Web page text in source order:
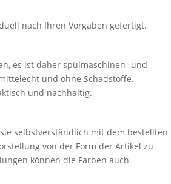
nach Ihren Vorgaben gefertigt.
es ist daher spülmaschinen- und
und ohne Schadstoffe.
und nachhaltig.
selbstverständlich mit dem bestellten
von der Form der Artikel zu
können die Farben auch